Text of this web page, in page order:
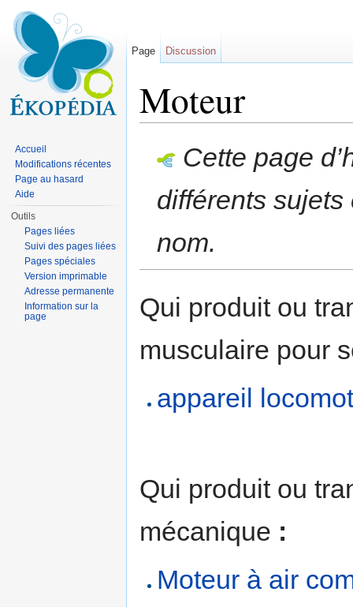
Moteur
Cette page
différents
nom.
Qui produit ou
musculaire pour
appareil
Qui produit ou
mécanique :
Moteur à air
Page Discussion
Accueil
Modifications récentes
Page au hasard
Aide
Outils
Pages liées
Suivi des pages liées
Pages spéciales
Version imprimable
Adresse permanente
Information sur la
page